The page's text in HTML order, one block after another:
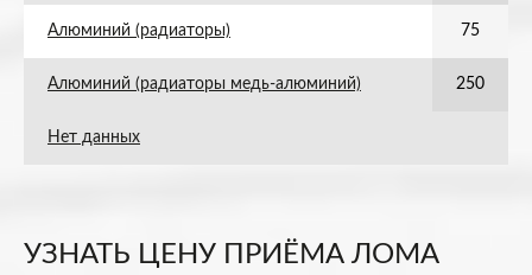
Алюминий (радиаторы) 75
Алюминий (радиаторы медь-алюминий) 250
Нет данных
УЗНАТЬ ЦЕНУ ПРИЁМА ЛОМА